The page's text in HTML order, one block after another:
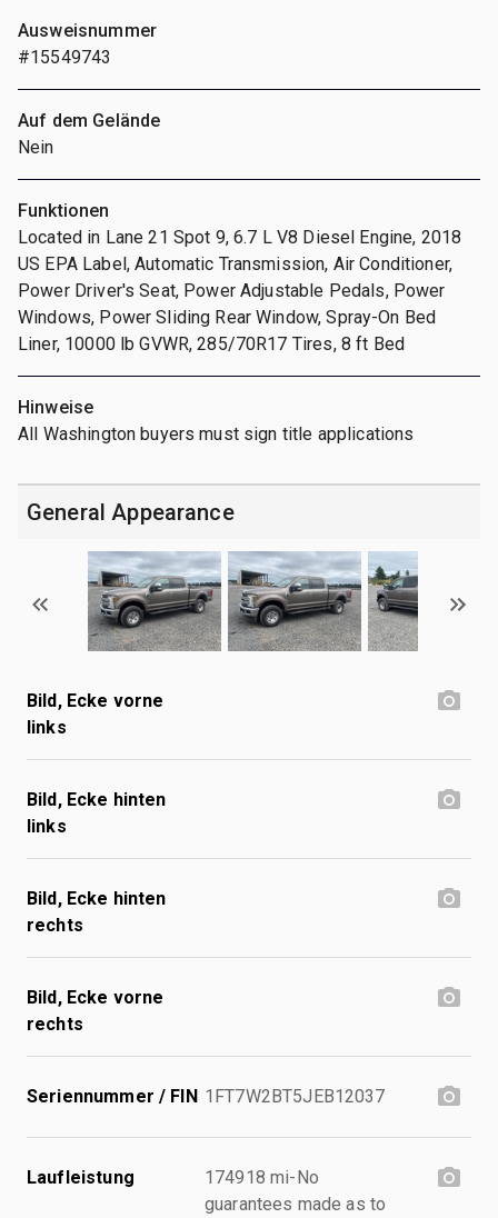
Ausweisnummer
#15549743
Auf dem Gelände
Nein
Funktionen
Located in Lane 21 Spot 9, 6.7 L V8 Diesel Engine, 2018
US EPA Label, Automatic Transmission, Air Conditioner,
Power Driver's Seat, Power Adjustable Pedals, Power
Windows, Power Sliding Rear Window, Spray-On Bed
Liner, 10000 lb GVWR, 285/70R17 Tires, 8 ft Bed
Hinweise
All Washington buyers must sign title applications
General Appearance
Bild, Ecke vorne
links
Bild, Ecke hinten
links
Bild, Ecke hinten
rechts
Bild, Ecke vorne
rechts
Seriennummer / FIN 1FT7W2BT5JEB12037
Laufleistung
174918 mi-No
guarantees made as to